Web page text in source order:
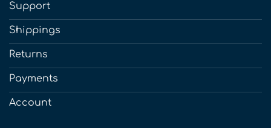
Support
Shippings
Returns
Payments
Account